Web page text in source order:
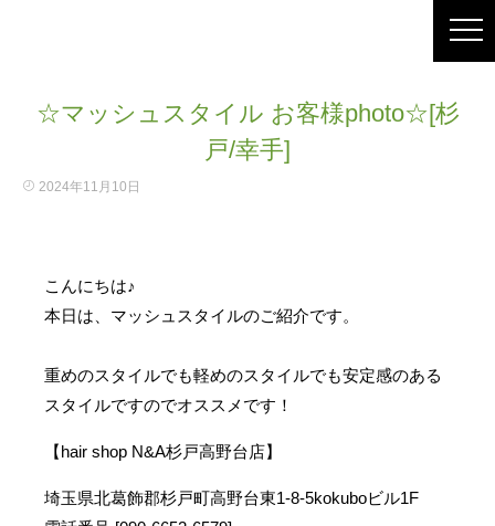
☆マッシュスタイル お客様photo☆[杉
戸/幸手]
2024年11月10日
こんにちは♪
本日は、マッシュスタイルのご紹介です。
重めのスタイルでも軽めのスタイルでも安定感のある
スタイルですのでオススメです！
【hair shop N&A杉戸高野台店】
埼玉県北葛飾郡杉戸町高野台東1-8-5kokuboビル1F